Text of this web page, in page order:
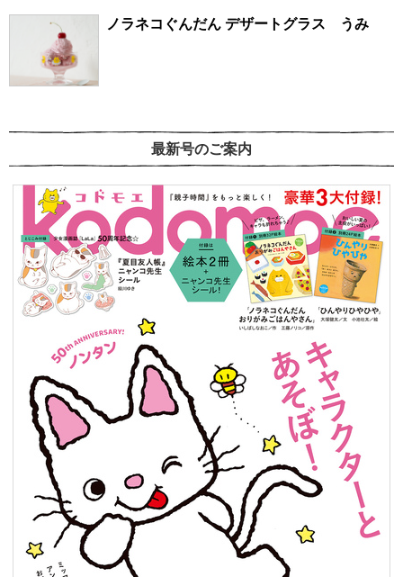
ノラネコぐんだん デザートグラス うみ
最新号のご案内